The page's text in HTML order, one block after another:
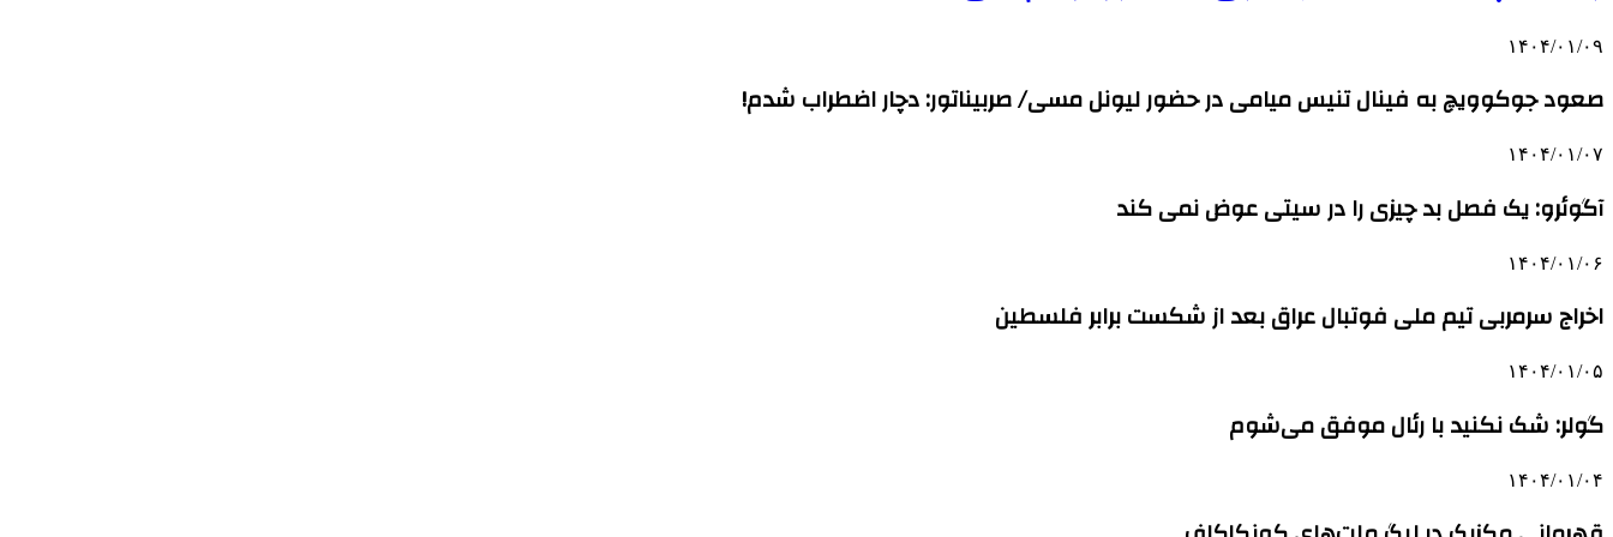
۱۴۰۴/۰۱/۰۹
صعود جوکوویچ به فینال تنیس میامی در حضور لیونل مسی/ صربیناتور: دچار اضطراب شدم!
۱۴۰۴/۰۱/۰۷
آگوئرو: یک فصل بد چیزی را در سیتی عوض نمی کند
۱۴۰۴/۰۱/۰۶
اخراج سرمربی تیم ملی فوتبال عراق بعد از شکست برابر فلسطین
۱۴۰۴/۰۱/۰۵
گولر: شک نکنید با رئال موفق می‌شوم
۱۴۰۴/۰۱/۰۴